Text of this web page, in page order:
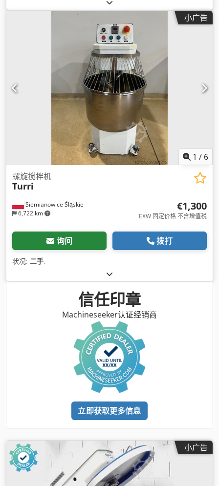
小广告
1 / 6
Siemianowice Śląskie
6,722 km
螺旋搅拌机
Turri
€1,300
EXW 固定价格 不含增值税
询问 拨打
状况: 二手,
信任印章
Machineseeker认证经销商
立即获取更多信息
小广告